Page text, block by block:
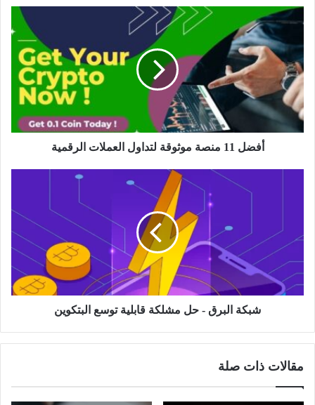
أفضل
11
منصة
موثوقة
لتداول
العملات
الرقمية
أفضل 11 منصة موثوقة لتداول العملات الرقمية
مشلكة
قابلية
توسع
البتكوين
شبكة البرق - حل مشلكة قابلية توسع البتكوين
مقالات ذات صلة